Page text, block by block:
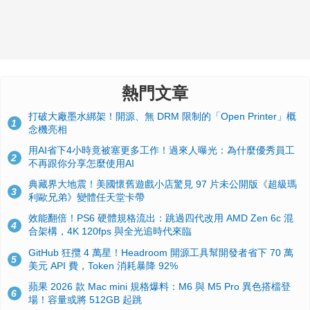
熱門文章
1
打破大廠墨水綁架！開源、無 DRM 限制的「Open Printer」概
念機亮相
2
用AI省下4小時竟被塞更多工作！過來人曝光：為什麼優秀員工
不再跟你分享怎麼使用AI
3
典藏界大地震！美國懷舊遊戲小店驚見 97 片未公開版《超級瑪
利歐兄弟》變體任天堂卡帶
4
效能翻倍！PS6 硬體規格流出：跳過四代改用 AMD Zen 6c 混
合架構，4K 120fps 與全光追時代來臨
5
GitHub 狂攬 4 萬星！Headroom 開源工具幫開發者省下 70 萬
美元 API 費，Token 消耗暴降 92%
6
蘋果 2026 款 Mac mini 規格爆料：M6 與 M5 Pro 異色搭檔登
場！容量或將 512GB 起跳